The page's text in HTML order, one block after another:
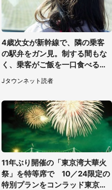
4歳次女が新幹線で、隣の乗客
の駅弁をガン見。制する間もな
く、乗客がご飯を一口食べると
（茨城県・50代女性）
Jタウンネット読者
11年ぶり開催の「東京湾大華火
祭」を特等席で 10／24限定の
特別プランをコンラッド東京が